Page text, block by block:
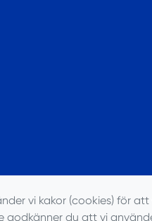
vi kakor (cookies) för
godkänner du att vi